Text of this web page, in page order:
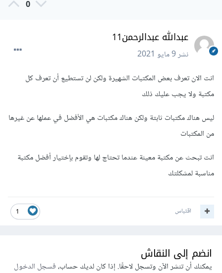
0
عبدالله عبدالرحمن11
نشر9 مايو 2021
انت الان تعرف بعض المكتبات الشهيرة ولكن لن تستطيع أن تعرف كل
مكتبة ولا يجب عليك ذلك
ليس هناك مكتبات ثابتة ولكن هناك مكتبات هي الأفضل في عملها عن غيرها
من المكتبات
انت تبحث عن مكتبة معينة عندما تحتاج لها وتقوم بإختيار أفضل مكتبة
مناسبة لمشكلتك
1 اقتباس
انضم إلى النقاش
يمكنك أن تنشر الآن وتسجل لاحقًا. إذا كان لديك حساب،فسجل الدخول